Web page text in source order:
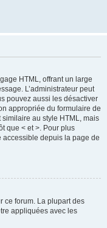
HTML, offrant un large
L’administrateur peut
pouvez aussi les désactiver
appropriée du formulaire de
au style HTML, mais
que < et >. Pour plus
accessible depuis la page de
ce forum. La plupart des
appliquées avec les